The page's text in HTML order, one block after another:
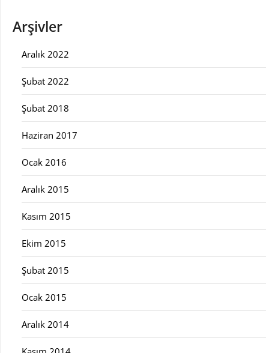
Arşivler
Aralık 2022
Şubat 2022
Şubat 2018
Haziran 2017
Ocak 2016
Aralık 2015
Kasım 2015
Ekim 2015
Şubat 2015
Ocak 2015
Aralık 2014